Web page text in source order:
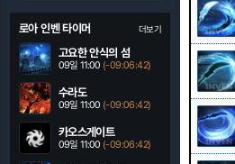
로아 인벤 타이머 더보기
고요한 안식의 섬
09일 11:00 (-09:06:41)
수라도
09일 11:00 (-09:06:41)
카오스게이트
09일 11:00 (-09:06:41)